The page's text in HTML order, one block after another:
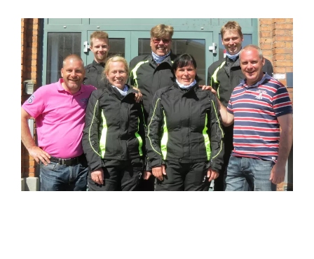
Båtförsäkring
Märkesförsäkringar
Vattenskoterförsäkring
Sportfiskarna
Djur